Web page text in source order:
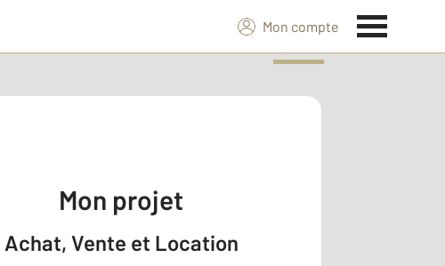
Mon compte
Mon projet
Achat, Vente et Location